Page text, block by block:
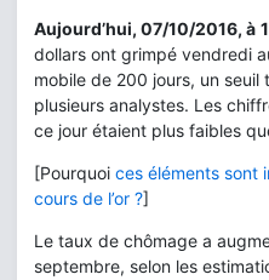
Aujourd’hui, 07/10/2016, à
dollars ont grimpé vendredi
mobile de 200 jours, un
plusieurs analystes. Les
ce jour étaient plus faibles
[Pourquoi ces éléments sont
cours de l’or ?]
Le taux de chômage a
septembre, selon les